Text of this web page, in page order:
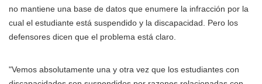
no mantiene una base de datos que enumere la infracción por la
cual el estudiante está suspendido y la discapacidad. Pero los
defensores dicen que el problema está claro.
"Vemos absolutamente una y otra vez que los estudiantes con